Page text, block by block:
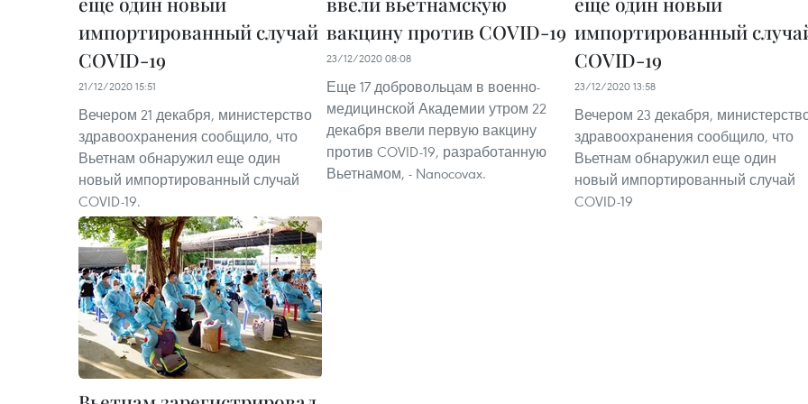
импортированный случай
COVID-19
21/12/2020 15:51
Вечером 21 декабря, министерство
здравоохранения сообщило, что
Вьетнам обнаружил еще один
новый импортированный случай
COVID-19.
вакцину против COVID-19
23/12/2020 08:08
Еще 17 добровольцам в военно-
медицинской Академии утром 22
декабря ввели первую вакцину
против COVID-19, разработанную
Вьетнамом, - Nanocovax.
импортированный
COVID-19
23/12/2020 13:58
Вечером 23 декабря,
здравоохранения сообщило, что
Вьетнам обнаружил еще один
новый импортированный случай
COVID-19